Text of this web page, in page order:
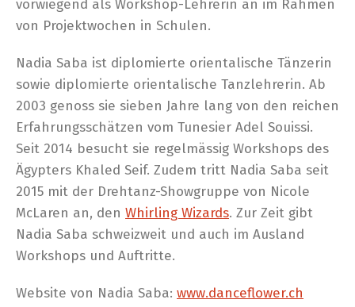
vorwiegend als Workshop-Lehrerin an im Rahmen
von Projektwochen in Schulen.
Nadia Saba ist diplomierte orientalische Tänzerin
sowie diplomierte orientalische Tanzlehrerin. Ab
2003 genoss sie sieben Jahre lang von den reichen
Erfahrungsschätzen vom Tunesier Adel Souissi.
Seit 2014 besucht sie regelmässig Workshops des
Ägypters Khaled Seif. Zudem tritt Nadia Saba seit
2015 mit der Drehtanz-Showgruppe von Nicole
McLaren an, den Whirling Wizards. Zur Zeit gibt
Nadia Saba schweizweit und auch im Ausland
Workshops und Auftritte.
Website von Nadia Saba: www.danceflower.ch